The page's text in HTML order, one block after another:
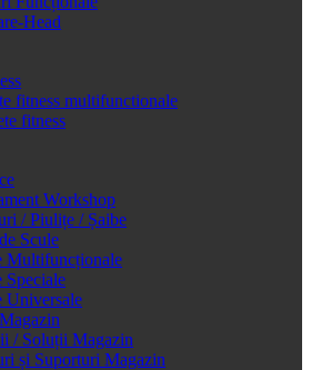
Head
fitness multifunctionale
fitness
Workshop
/ Piulițe / Șaibe
Scule
Multifuncționale
Speciale
Universale
/ Soluții Magazin
și Suporturi Magazin